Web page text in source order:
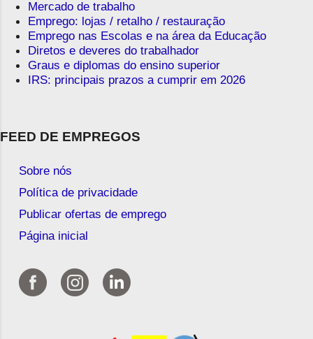
Mercado de trabalho
Emprego: lojas / retalho / restauração
Emprego nas Escolas e na área da Educação
Diretos e deveres do trabalhador
Graus e diplomas do ensino superior
IRS: principais prazos a cumprir em 2026
FEED DE EMPREGOS
Sobre nós
Política de privacidade
Publicar ofertas de emprego
Página inicial